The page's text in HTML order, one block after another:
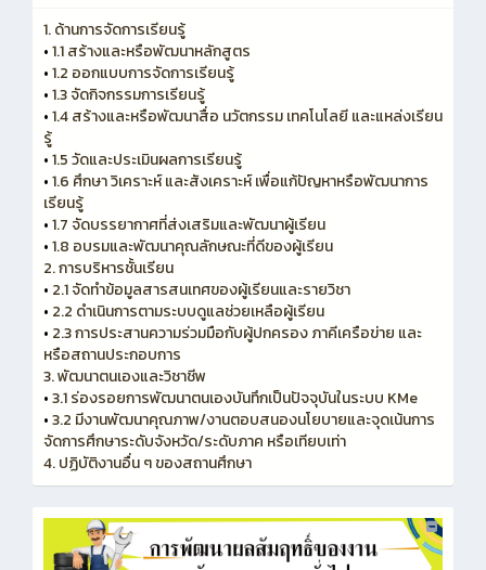
1. ด้านการจัดการเรียนรู้
•1.1 สร้างและหรือพัฒนาหลักสูตร
•1.2 ออกแบบการจัดการเรียนรู้
•1.3 จัดกิจกรรมการเรียนรู้
•1.4 สร้างและหรือพัฒนาสื่อ นวัตกรรม เทคโนโลยี และแหล่งเรียน
รู้
•1.5 วัดและประเมินผลการเรียนรู้
•1.6 ศึกษา วิเคราะห์ และสังเคราะห์ เพื่อแก้ปัญหาหรือพัฒนาการ
เรียนรู้
•1.7 จัดบรรยากาศที่ส่งเสริมและพัฒนาผู้เรียน
•1.8 อบรมและพัฒนาคุณลักษณะที่ดีของผู้เรียน
2. การบริหารชั้นเรียน
• 2.1 จัดทำข้อมูลสารสนเทศของผู้เรียนและรายวิชา
• 2.2 ดำเนินการตามระบบดูแลช่วยเหลือผู้เรียน
• 2.3 การประสานความร่วมมือกับผู้ปกครอง ภาคีเครือข่าย และ
หรือสถานประกอบการ
3. พัฒนาตนเองและวิชาชีพ
•3.1 ร่องรอยการพัฒนาตนเองบันทึกเป็นปัจจุบันในระบบ KMe
•3.2 มีงานพัฒนาคุณภาพ/งานตอบสนองนโยบายและจุดเน้นการ
จัดการศึกษาระดับจังหวัด/ระดับภาค หรือเทียบเท่า
4. ปฏิบัติงานอื่น ๆ ของสถานศึกษา